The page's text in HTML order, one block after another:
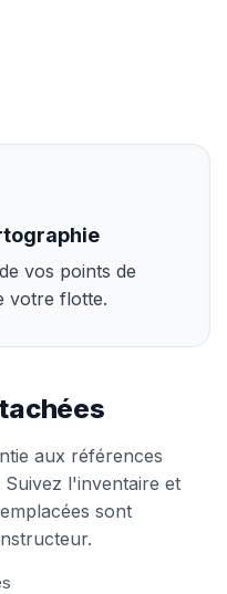
vos points de
votre flotte.
aux références
Suivez l'inventaire et
sont